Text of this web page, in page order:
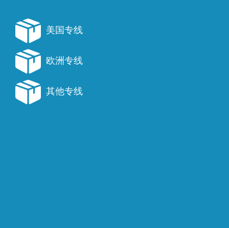
美国专线
欧洲专线
其他专线